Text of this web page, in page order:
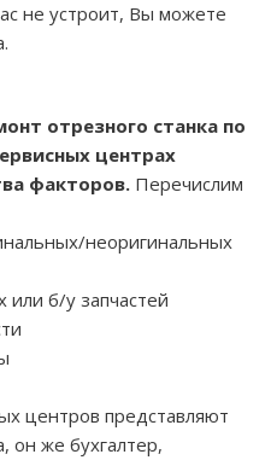
не устроит, Вы можете
отрезного станка по
центрах
факторов. Перечислим
неоригинальных
или б/у запчастей
центров представляют
он же бухгалтер,